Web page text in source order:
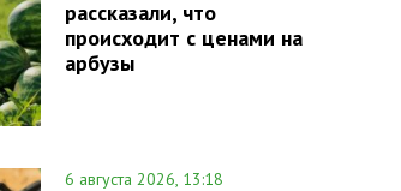
рассказали, что
происходит с ценами на
арбузы
6 августа 2026, 13:18